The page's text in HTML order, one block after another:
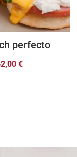
perfecto
€